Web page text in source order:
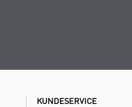
KUNDESERVICE